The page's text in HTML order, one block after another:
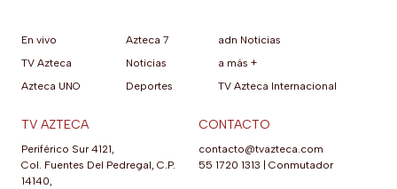
En vivo
TV Azteca
Azteca UNO
Azteca 7
Noticias
Deportes
adn Noticias
a más +
TV Azteca Internacional
TV AZTECA
Periférico Sur 4121,
Col. Fuentes Del Pedregal, C.P.
14140,
CONTACTO
contacto@tvazteca.com
55 1720 1313
Conmutador